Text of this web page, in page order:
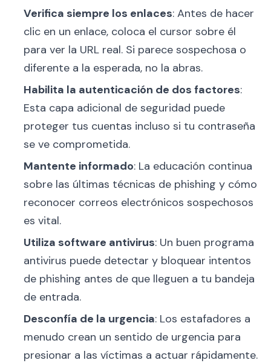
Verifica siempre los enlaces: Antes de hacer
clic en un enlace, coloca el cursor sobre él
para ver la URL real. Si parece sospechosa o
diferente a la esperada, no la abras.
Habilita la autenticación de dos factores:
Esta capa adicional de seguridad puede
proteger tus cuentas incluso si tu contraseña
se ve comprometida.
Mantente informado: La educación continua
sobre las últimas técnicas de phishing y cómo
reconocer correos electrónicos sospechosos
es vital.
Utiliza software antivirus: Un buen programa
antivirus puede detectar y bloquear intentos
de phishing antes de que lleguen a tu bandeja
de entrada.
Desconfía de la urgencia: Los estafadores a
menudo crean un sentido de urgencia para
presionar a las víctimas a actuar rápidamente.